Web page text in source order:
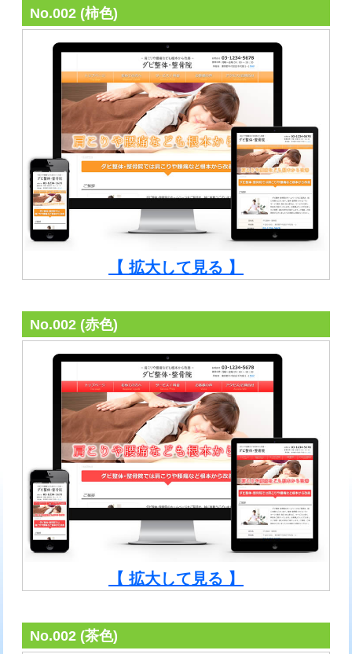
No.002 (柿色)
【 拡大して見る 】
No.002 (赤色)
【 拡大して見る 】
No.002 (茶色)